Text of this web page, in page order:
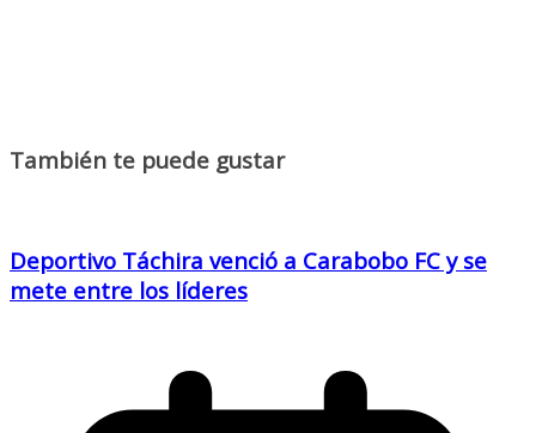
También te puede gustar
Deportivo Táchira venció a Carabobo FC y se
mete entre los líderes